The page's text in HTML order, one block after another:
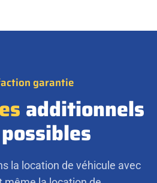
garantie
additionnels
la location de véhicule avec